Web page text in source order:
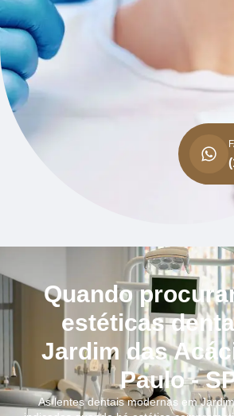
Quando
estéticas
Jardim das
Paulo -
As lentes dentais modernas em